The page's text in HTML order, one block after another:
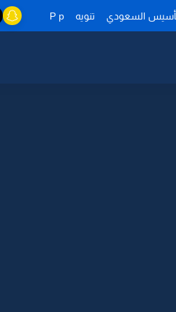
السعودي تنويه P p